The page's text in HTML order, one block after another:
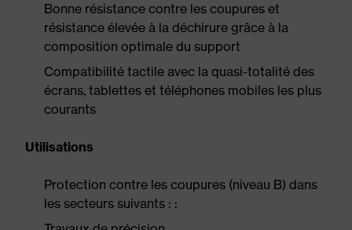
Bonne résistance contre les coupures et
résistance élevée à la déchirure grâce à la
composition optimale du support
Compatibilité tactile avec la quasi-totalité des
écrans, tablettes et téléphones mobiles les plus
courants
Utilisations
Protection contre les coupures (niveau B) dans
les secteurs suivants : :